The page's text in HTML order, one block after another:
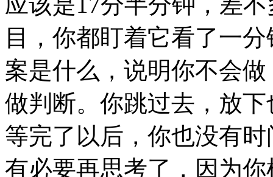
目，你都盯着它看了一
案是什么，说明你不会
做判断。你跳过去，放
等完了以后，你也没有
有必要再思考了，因为